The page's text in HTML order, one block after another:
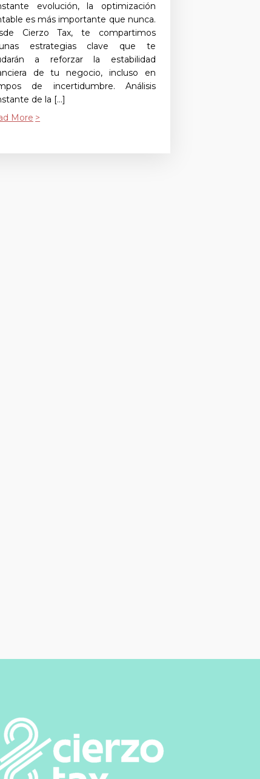
evolución, la optimización
es más importante que nunca.
Cierzo Tax, te compartimos
estrategias clave que te
a reforzar la estabilidad
de tu negocio, incluso en
de incertidumbre. Análisis
de la […]
More